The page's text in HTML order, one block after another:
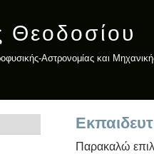
Θεοδοσίου
Aστρονομίας και
Παρακαλώ